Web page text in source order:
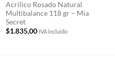
Acrílico Rosado Natural
Multibalance 118 gr – Mia
Secret
$1.835,00 IVA incluido